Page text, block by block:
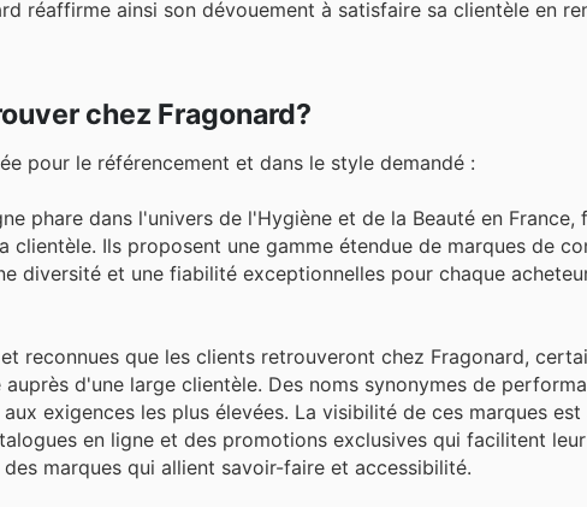
réaffirme ainsi son dévouement à satisfaire sa clientèle en
chez Fragonard?
pour le référencement et dans le style demandé :
phare dans l'univers de l'Hygiène et de la Beauté en France,
clientèle. Ils proposent une gamme étendue de marques de
diversité et une fiabilité exceptionnelles pour chaque
reconnues que les clients retrouveront chez Fragonard,
d'une large clientèle. Des noms synonymes de
exigences les plus élevées. La visibilité de ces marques
en ligne et des promotions exclusives qui facilitent
marques qui allient savoir-faire et accessibilité.